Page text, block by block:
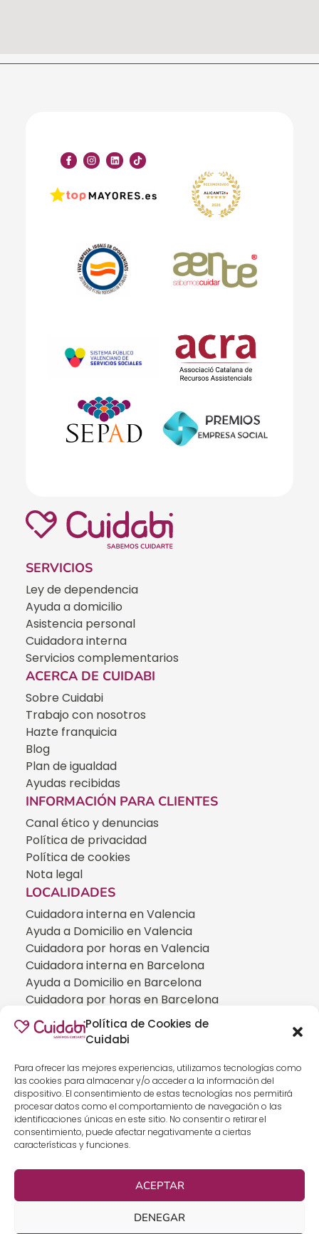
Política de Cookies de
Cuidabi
Para ofrecer las mejores experiencias, utilizamos tecnologías como
las cookies para almacenar y/o acceder a la información del
dispositivo. El consentimiento de estas tecnologías nos permitirá
procesar datos como el comportamiento de navegación o las
identificaciones únicas en este sitio. No consentir o retirar el
consentimiento, puede afectar negativamente a ciertas
características y funciones.
ACEPTAR
DENEGAR
SERVICIOS
Ley de dependencia
Ayuda a domicilio
Asistencia personal
Cuidadora interna
Servicios complementarios
ACERCA DE CUIDABI
Sobre Cuidabi
Trabajo con nosotros
Hazte franquicia
Blog
Plan de igualdad
Ayudas recibidas
INFORMACIÓN PARA CLIENTES
Canal ético y denuncias
Política de privacidad
Política de cookies
Nota legal
LOCALIDADES
Cuidadora interna en Valencia
Ayuda a Domicilio en Valencia
Cuidadora por horas en Valencia
Cuidadora interna en Barcelona
Ayuda a Domicilio en Barcelona
Cuidadora por horas en Barcelona
Cuidadora interna en Madrid
Ayuda a Domicilio en Madrid
CUIDADOS ESPECIALIZADOS
Cuidadoras de personas con Alzheimer
Cuidadoras de personas con Parkinson
Cuidadoras de personas con ELA
Cuidados especializados para personas que
Cuidados especializados para personas con